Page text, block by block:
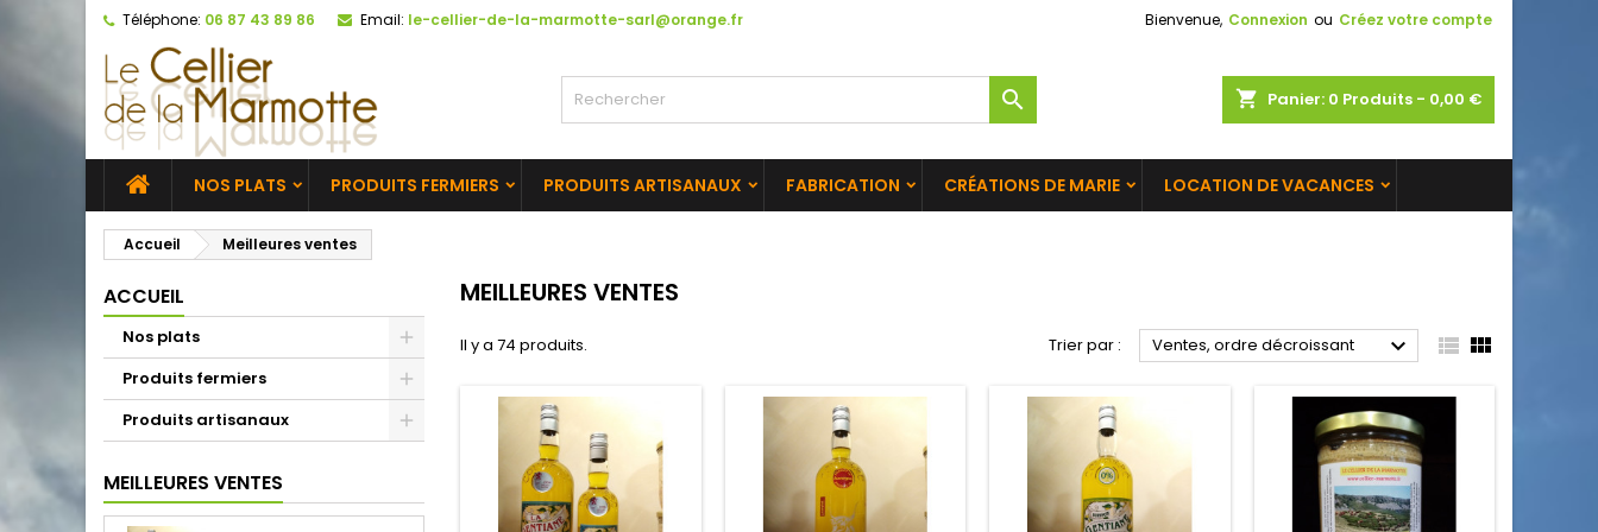
Téléphone: 06 87 43 89 86 Email: le-cellier-de-la-marmotte-sarl@orange.fr Bienvenue, Connexion ou Créez votre compte
shopping_cart Panier: 0 Produits - 0,00 €

NOS PLATS PRODUITS FERMIERS PRODUITS ARTISANAUX FABRICATION CRÉATIONS DE MARIE LOCATION DE VACANCES
Accueil Meilleures ventes
ACCUEIL
Nos plats
Produits fermiers
Produits artisanaux
MEILLEURES VENTES
MEILLEURES VENTES
Il y a 74 produits. Trier par : Ventes, ordre décroissant   